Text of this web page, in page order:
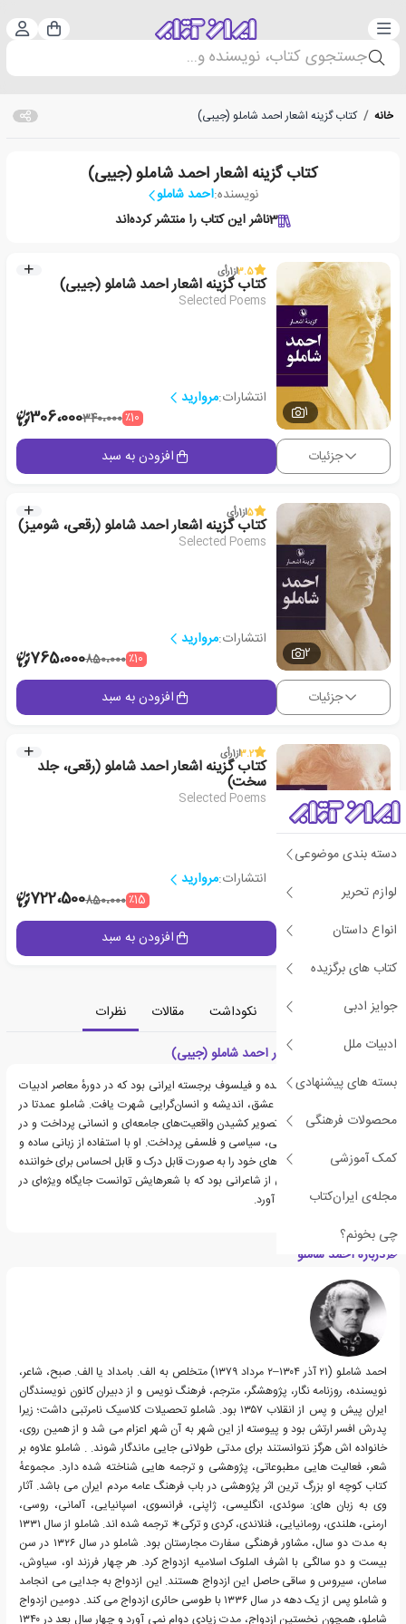
دسته‌بندی سبد
جستجوی کتاب، نویسنده و...
دسته بندی موضوعی
لوازم تحریر
انواع داستان
کتاب های برگزیده
جوایز ادبی
ادبیات ملل
بسته های پیشنهادی
محصولات فرهنگی
کمک آموزشی
مجله‌ی ایران‌کتاب
چی بخونم؟
خانه / کتاب گزینه اشعار احمد شاملو (جیبی)
کتاب گزینه اشعار احمد شاملو (جیبی)
نویسنده:احمد شاملو
3ناشر این کتاب را منتشر کرده‌اند
1
3.5از1رأی
کتاب گزینه اشعار احمد شاملو (جیبی)
Selected Poems
انتشارات:مروارید
٪10340،000306،000
جزئیات افزودن به سبد
2
5از1رأی
کتاب گزینه اشعار احمد شاملو (رقعی، شومیز)
Selected Poems
انتشارات:مروارید
٪10850،000765،000
جزئیات افزودن به سبد
3.2از1رأی
کتاب گزینه اشعار احمد شاملو (رقعی، جلد
سخت)
Selected Poems
انتشارات:مروارید
٪15850،000722،500
جزئیات افزودن به سبد
معرفی دسته‌بندی نکوداشت مقالات
نظرات
معرفی کتاب گزینه اشعار احمد شاملو (جیبی)
احمد شاملو، شاعر، نویسنده و فیلسوف برجسته ایرانی بود که در دورهٔ معاصر ادبیات
فارسی، با شعرهایی پر از عشق، اندیشه و انسان‌گرایی شهرت یافت. شاملو عمدتا در
قالب غزل و قصیده‌ها به تصویر کشیدن واقعیت‌های جامعه‌ای و انسانی پرداخت و در
آثار خود به مسائل اجتماعی، سیاسی و فلسفی پرداخت. او با استفاده از زبانی ساده و
قوی، احساسات و اندیشه‌های خود را به صورت قابل درک و قابل احساس برای خواننده
منتقل می‌کرد. شاملو یکی از شاعرانی بود که با شعرهایش توانست جایگاه ویژه‌ای در
قلوب مردم ایران به دست آورد.
درباره احمد شاملو
احمد شاملو (۲۱ آذر ۱۳۰۴–۲ مرداد ۱۳۷۹) متخلص به الف. بامداد یا الف. صبح، شاعر،
نویسنده، روزنامه نگار، پژوهشگر، مترجم، فرهنگ نویس و از دبیران کانون نویسندگان
ایران پیش و پس از انقلاب ۱۳۵۷ بود. شاملو تحصیلات کلاسیک نامرتبی داشت؛ زیرا
پدرش افسر ارتش بود و پیوسته از این شهر به آن شهر اعزام می شد و از همین روی،
خانواده اش هرگز نتوانستند برای مدتی طولانی جایی ماندگار شوند. . شاملو علاوه بر
شعر، فعالیت هایی مطبوعاتی، پژوهشی و ترجمه هایی شناخته شده دارد. مجموعهٔ
کتاب کوچه او بزرگ ترین اثر پژوهشی در باب فرهنگ عامه مردم ایران می باشد. آثار
وی به زبان های: سوئدی، انگلیسی، ژاپنی، فرانسوی، اسپانیایی، آلمانی، روسی،
ارمنی، هلندی، رومانیایی، فنلاندی، کردی و ترکی∗ ترجمه شده اند. شاملو از سال ۱۳۳۱
به مدت دو سال، مشاور فرهنگی سفارت مجارستان بود. شاملو در سال ۱۳۲۶ در سن
بیست و دو سالگی با اشرف الملوک اسلامیه ازدواج کرد. هر چهار فرزند او، سیاوش،
سامان، سیروس و ساقی حاصل این ازدواج هستند. این ازدواج به جدایی می انجامد
و شاملو پس از یک دهه در سال ۱۳۳۶ با طوسی حائری ازدواج می کند. دومین ازدواج
شاملو، همچون نخستین ازدواج، مدت زیادی دوام نمی آورد و چهار سال بعد در ۱۳۴۰